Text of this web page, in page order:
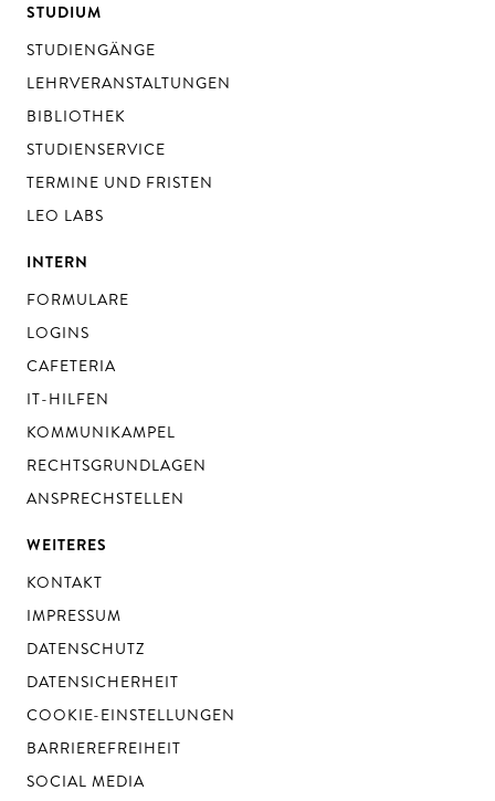
STUDIUM
STUDIENGÄNGE
LEHRVERANSTALTUNGEN
BIBLIOTHEK
STUDIENSERVICE
TERMINE UND FRISTEN
LEO LABS
INTERN
FORMULARE
LOGINS
CAFETERIA
IT-HILFEN
KOMMUNIKAMPEL
RECHTSGRUNDLAGEN
ANSPRECHSTELLEN
WEITERES
KONTAKT
IMPRESSUM
DATENSCHUTZ
DATENSICHERHEIT
COOKIE-EINSTELLUNGEN
BARRIEREFREIHEIT
SOCIAL MEDIA